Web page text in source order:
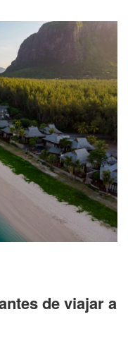
de viajar a